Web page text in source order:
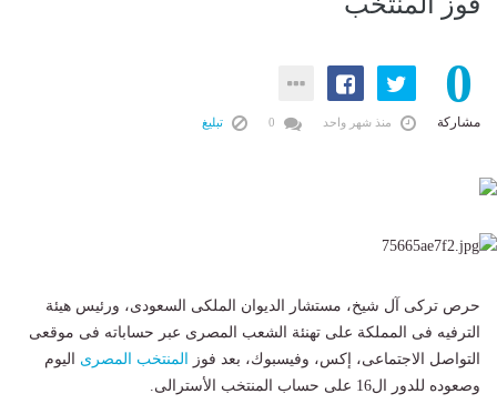
0
مشاركة منذ شهر واحد تبليغ
حرص تركى آل شيخ، مستشار الديوان الملكى السعودى، ورئيس هيئة
الترفيه فى المملكة على تهنئة الشعب المصرى عبر حساباته فى موقعى
التواصل الاجتماعى، إكس، وفيسبوك، بعد فوز المنتخب المصرى اليوم
وصعوده للدور ال16 على حساب المنتخب الأسترالى.